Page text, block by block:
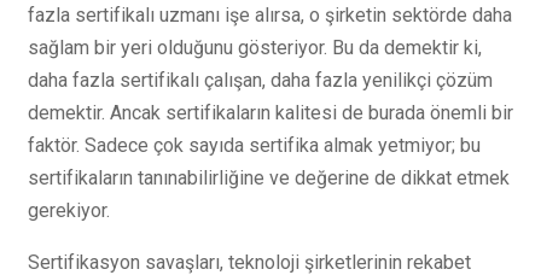
fazla sertifikalı uzmanı işe alırsa, o şirketin sektörde daha
sağlam bir yeri olduğunu gösteriyor. Bu da demektir ki,
daha fazla sertifikalı çalışan, daha fazla yenilikçi çözüm
demektir. Ancak sertifikaların kalitesi de burada önemli bir
faktör. Sadece çok sayıda sertifika almak yetmiyor; bu
sertifikaların tanınabilirliğine ve değerine de dikkat etmek
gerekiyor.
Sertifikasyon savaşları, teknoloji şirketlerinin rekabet